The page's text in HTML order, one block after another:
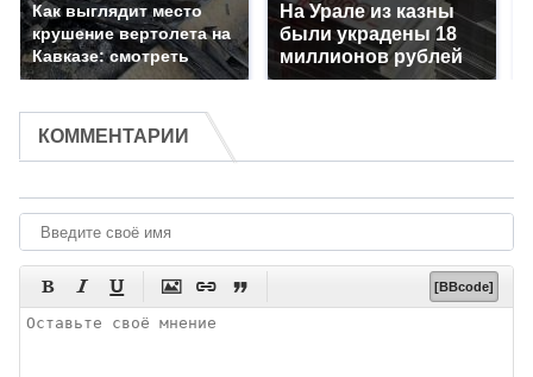
Как выглядит место
крушение вертолета на
Кавказе: смотреть
На Урале из казны
были украдены 18
миллионов рублей
КОММЕНТАРИИ
      [BBcode]